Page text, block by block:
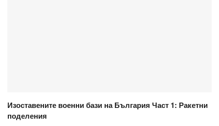
Изоставените военни бази на България Част 1: Ракетни
поделения